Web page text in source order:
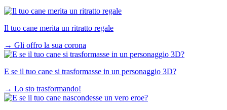
Il tuo cane merita un ritratto regale
→ Gli offro la sua corona
E se il tuo cane si trasformasse in un personaggio 3D?
→ Lo sto trasformando!